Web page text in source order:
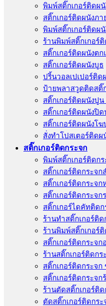
พิมพ์สติ๊กเกอร์ติดผ
สติ๊กเกอร์ติดผนังภา
พิมพ์สติ๊กเกอร์ติดผ
ร้านพิมพ์สติ๊กเกอร์
สติ๊กเกอร์ติดผนังตก
สติ๊กเกอร์ติดผนังบูธ
ปริ้นวอลเปเปอร์ติด
ป้ายพลาสวูดติดสติ๊
สติ๊กเกอร์ติดผนังปู
สติ๊กเกอร์ติดผนังปิ
สติ๊กเกอร์ติดผนังโ
สั่งทําโปสเตอร์ติดผ
สติ๊กเกอร์ติดกระจก
พิมพ์สติ๊กเกอร์ติดกร
สติ๊กเกอร์ติดกระจก
สติ๊กเกอร์ติดกระจก
สติ๊กเกอร์ติดกระจก
สติ๊กเกอร์ไดคัทติดก
ร้านทําสติ๊กเกอร์ติด
ร้านพิมพ์สติ๊กเกอร์ติ
สติ๊กเกอร์ติดกระจ
ร้านสติ๊กเกอร์ติดกร
สติ๊กเกอร์ติดกระจก
สติ๊กเกอร์ติดกระจก
ร้านตัดสติ๊กเกอร์ติด
ตัดสติ๊กเกอร์ติดกระ